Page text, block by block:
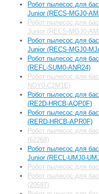
Робот пылесос для
Junior (RECS-MGJ0-
Робот пылесос для
Junior (RECS-MGJ0-
Робот пылесос для
Junior (RECS-MGJ0-
Робот пылесос для
(REFL-SUM0-ANR24)
Робот пылесос для
NOY0-C2M1E)
Робот пылесос для
(RE2D-HRCB-AQP0F)
Робот пылесос для
(RERD-HRCB-APR0F)
Робот пылесос для
(62268)
Робот пылесос для
Junior (RECL-UMJ0-
Робот пылесос для
Робот пылесос для
(20697)